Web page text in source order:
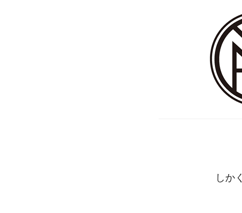
しか